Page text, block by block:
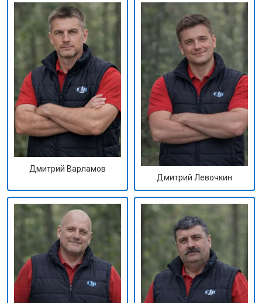
Дмитрий Варламов
Дмитрий Левочкин